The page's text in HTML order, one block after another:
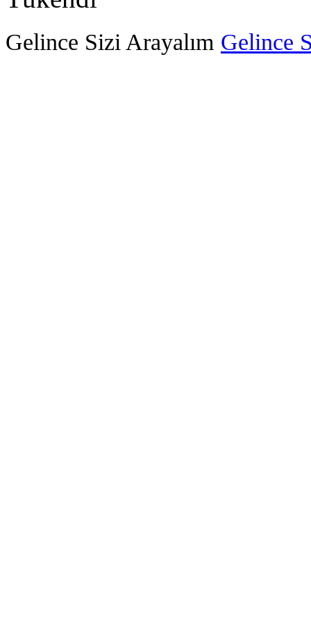
Gelince Sizi Arayalım Gelince